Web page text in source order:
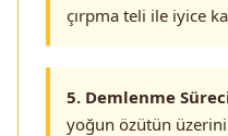
çırpma teli ile iyice
5. Demlenme
yoğun özütün üzerini